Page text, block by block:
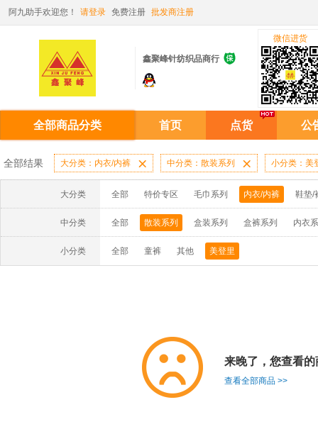
阿九助手欢迎您！ 请登录 免费注册 批发商注册
鑫聚峰针纺织品商行 
微信进货
全部商品分类 首页 点货 公
全部结果 大分类：内衣/内裤  中分类：散装系列  小分类：美
大分类 全部 特价专区 毛巾系列 内衣/内裤 鞋垫/
中分类 全部 散装系列 盒装系列 盒裤系列 内衣
小分类 全部 童裤 其他 美登里
来晚了，您查看
查看全部商品 >>